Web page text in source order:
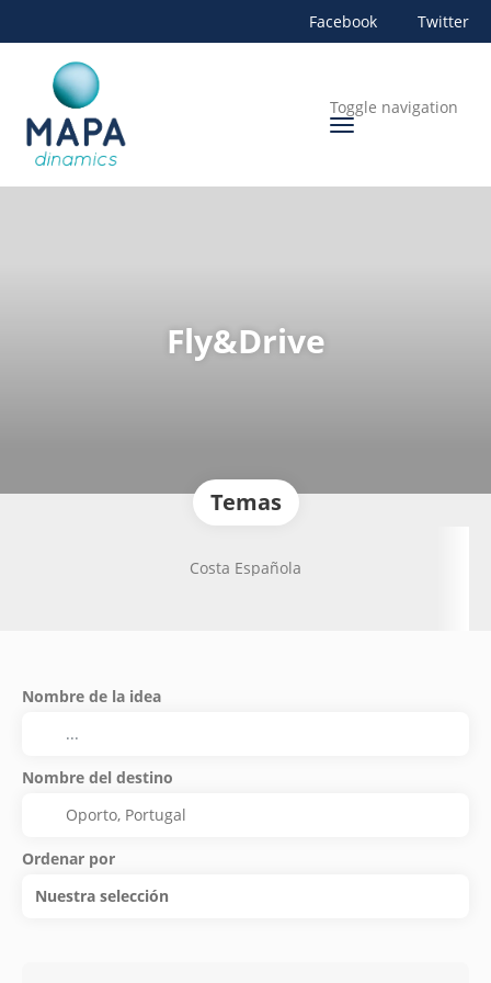
Facebook Twitter
Toggle navigation
Fly&Drive
Temas
Costa Española
Nombre de la idea
Nombre del destino
Ordenar por
Nuestra selección